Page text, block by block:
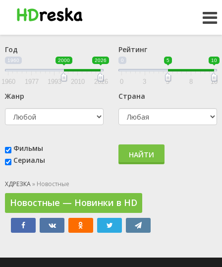
Год
1960 2000 2026
1960 1977 1993 2010 2026
Рейтинг
0 5 10
0 3 5 8 10
Жанр Страна
Фильмы
Сериалы
НАЙТИ
ХДРЕЗКА» Новостные
Новостные — Новинки в HD